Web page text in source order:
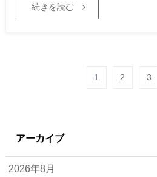
続きを読む
1 2 3
アーカイブ
2026年8月